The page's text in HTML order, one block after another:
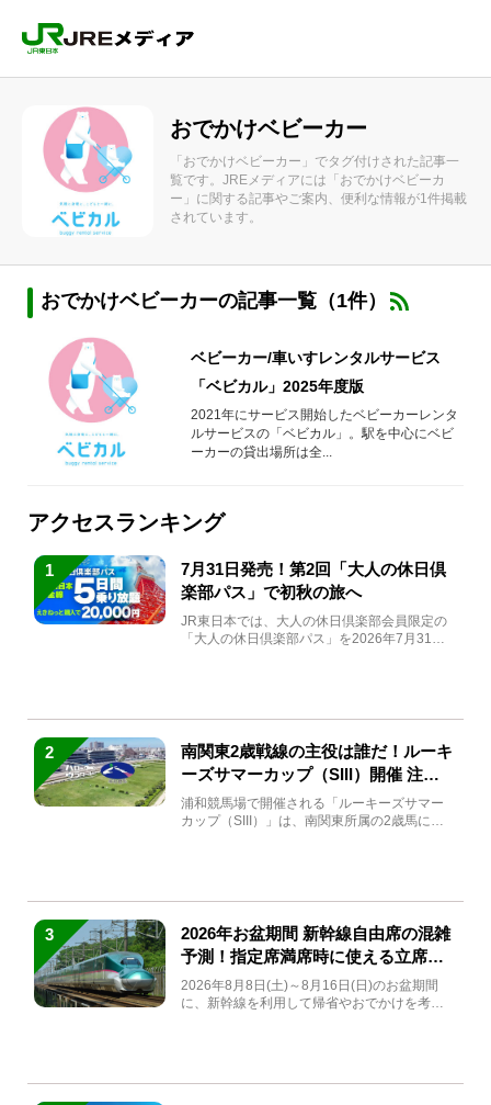
おでかけベビーカー
「おでかけベビーカー」でタグ付けされた記事一
覧です。JREメディアには「おでかけベビーカ
ー」に関する記事やご案内、便利な情報が1件掲載
されています。
おでかけベビーカーの記事一覧（1件）
ベビーカー/車いすレンタルサービス
「ベビカル」2025年度版
2021年にサービス開始したベビーカーレンタ
ルサービスの「ベビカル」。駅を中心にベビ
ーカーの貸出場所は全...
アクセスランキング
1
7月31日発売！第2回「大人の休日倶
楽部パス」で初秋の旅へ
JR東日本では、大人の休日倶楽部会員限定の
「大人の休日倶楽部パス」を2026年7月31日
2
南関東2歳戦線の主役は誰だ！ルーキ
ーズサマーカップ（SIII）開催 注目
馬と見どころをチェック
浦和競馬場で開催される「ルーキーズサマー
カップ（SIII）」は、南関東所属の2歳馬によ
3
2026年お盆期間 新幹線自由席の混雑
予測！指定席満席時に使える立席特
急券も解説
2026年8月8日(土)～8月16日(日)のお盆期間
に、新幹線を利用して帰省やおでかけを考え